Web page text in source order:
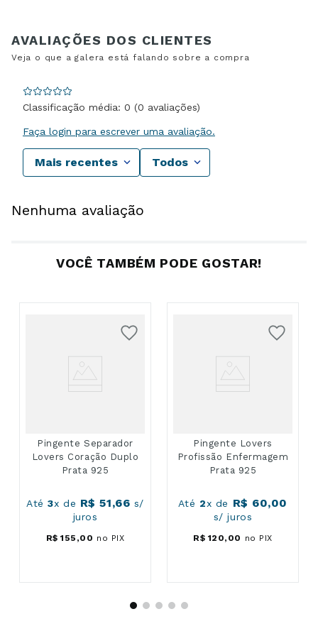
Classificação média: 0 (0 avaliações)
Faça login para escrever uma avaliação.
Mais recentes Todos
Nenhuma avaliação
VOCÊ TAMBÉM PODE GOSTAR!
Pingente Separador
Lovers Coração Duplo
Prata 925
Até3x de R$ 51,66 s/
juros
R$ 155 ,00 no PIX
Pingente Lovers
Profissão Enfermagem
Prata 925
Até 2x de R$ 60,00
s/ juros
R$ 120, 00 no PIX